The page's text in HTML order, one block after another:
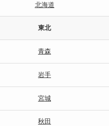
北海道
東北
青森
岩手
宮城
秋田